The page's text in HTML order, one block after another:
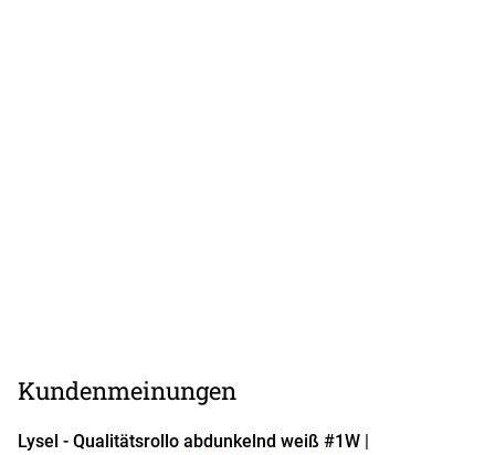
Kundenmeinungen
Lysel - Qualitätsrollo abdunkelnd weiß #1W |